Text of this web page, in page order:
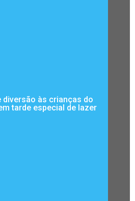
diversão às crianças do
tarde especial de lazer